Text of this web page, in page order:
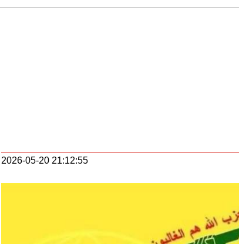
2026-05-20 21:12:55